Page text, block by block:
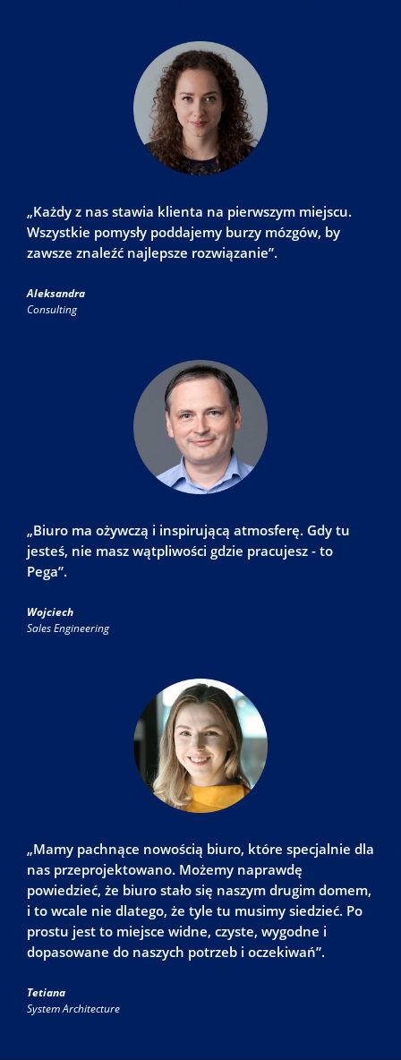
„Każdy z nas stawia klienta na pierwszym miejscu.
Wszystkie pomysły poddajemy burzy mózgów, by
zawsze znaleźć najlepsze rozwiązanie”.
Aleksandra
Consulting
„Biuro ma ożywczą i inspirującą atmosferę. Gdy tu
jesteś, nie masz wątpliwości gdzie pracujesz - to
Pega”.
Wojciech
Sales Engineering
„Mamy pachnące nowością biuro, które specjalnie dla
nas przeprojektowano. Możemy naprawdę
powiedzieć, że biuro stało się naszym drugim domem,
i to wcale nie dlatego, że tyle tu musimy siedzieć. Po
prostu jest to miejsce widne, czyste, wygodne i
dopasowane do naszych potrzeb i oczekiwań”.
Tetiana
System Architecture